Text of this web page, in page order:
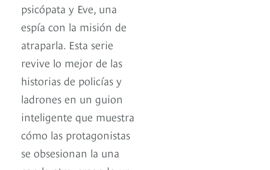
psicópata y Eve, una
espía con la misión de
atraparla. Esta serie
revive lo mejor de las
historias de policías y
ladrones en un guion
inteligente que muestra
cómo las protagonistas
se obsesionan la una